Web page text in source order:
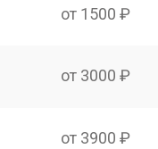
от 1500 ₽
от 3000 ₽
от 3900 ₽